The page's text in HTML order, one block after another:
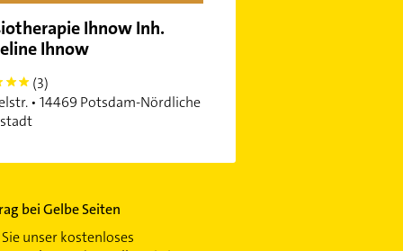
Ihnow Inh.
Ihnow
(3)
• 14469 Potsdam-Nördliche
bei Gelbe Seiten
unser kostenloses